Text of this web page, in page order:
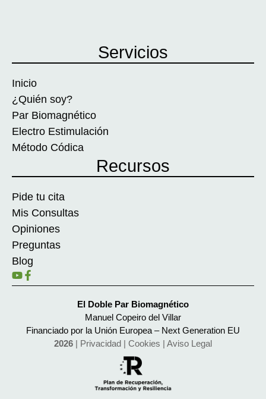
Servicios
Inicio
¿Quién soy?
Par Biomagnético
Electro Estimulación
Método Códica
Recursos
Pide tu cita
Mis Consultas
Opiniones
Preguntas
Blog
El Doble Par Biomagnético
Manuel Copeiro del Villar
Financiado por la Unión Europea – Next Generation EU
2026 | Privacidad | Cookies | Aviso Legal